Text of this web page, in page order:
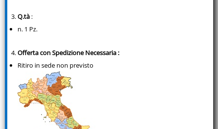
Q.tà :
n. 1 Pz.
Offerta con Spedizione Necessaria :
Ritiro in sede non previsto